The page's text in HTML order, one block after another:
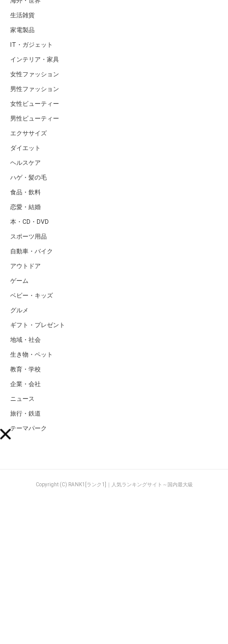
生活雑貨
家電製品
IT・ガジェット
インテリア・家具
女性ファッション
男性ファッション
女性ビューティー
男性ビューティー
エクササイズ
ダイエット
ヘルスケア
ハゲ・髪の毛
食品・飲料
恋愛・結婚
本・CD・DVD
スポーツ用品
自動車・バイク
アウトドア
ゲーム
ベビー・キッズ
グルメ
ギフト・プレゼント
地域・社会
生き物・ペット
教育・学校
企業・会社
ニュース
旅行・鉄道
テーマパーク
Copyright (C) RANK1[ランク1]｜人気ランキングサイト～国内最大級